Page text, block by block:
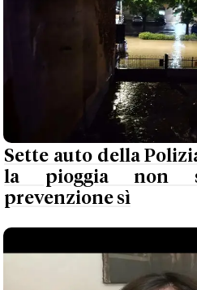
Sette auto della
la pioggia non
prevenzione sì